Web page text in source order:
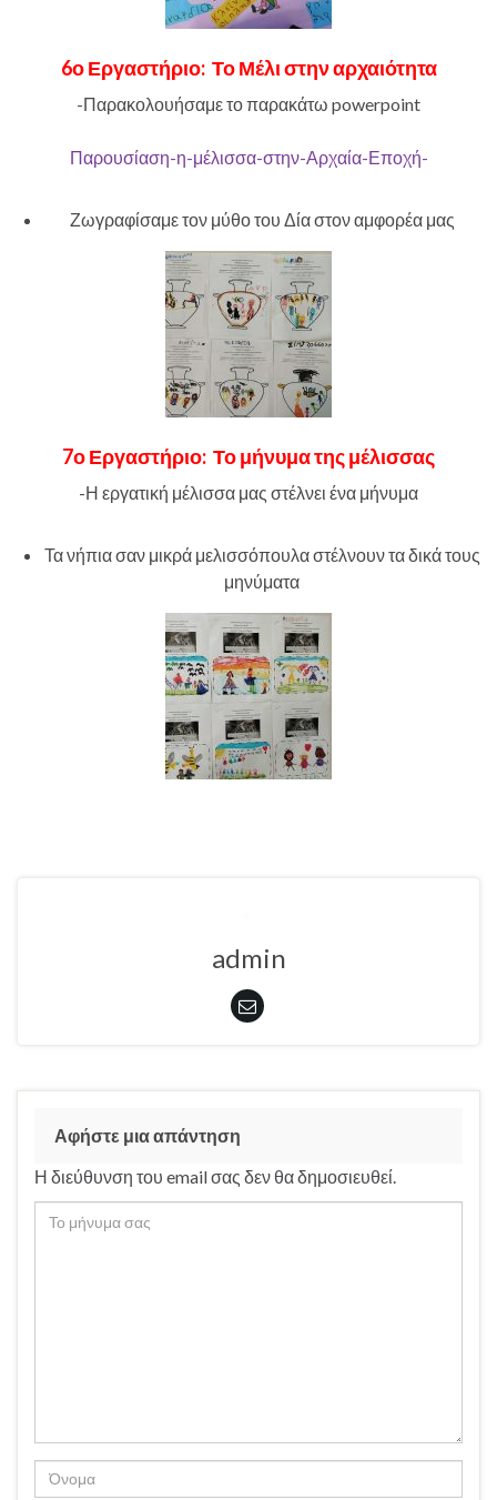
6ο Εργαστήριο: Το Μέλι στην αρχαιότητα
-Παρακολουήσαμε το παρακάτω powerpoint
Παρουσίαση-η-μέλισσα-στην-Αρχαία-Εποχή-
Ζωγραφίσαμε τον μύθο του Δία στον αμφορέα μας
7ο Εργαστήριο: Το μήνυμα της μέλισσας
-Η εργατική μέλισσα μας στέλνει ένα μήνυμα
Τα νήπια σαν μικρά μελισσόπουλα στέλνουν τα δικά τους
μηνύματα
admin
Αφήστε μια απάντηση
Η διεύθυνση του email σας δεν θα δημοσιευθεί.